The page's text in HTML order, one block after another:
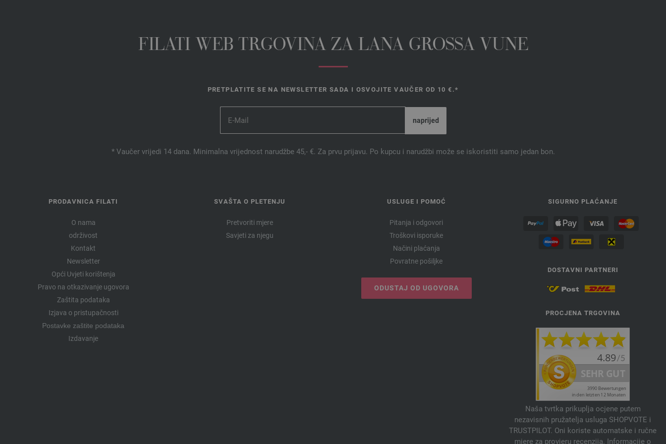
FILATI WEB TRGOVINA ZA LANA GROSSA VUNE
PRETPLATITE SE NA NEWSLETTER SADA I OSVOJITE VAUČER OD 10 €.*
* Vaučer vrijedi 14 dana. Minimalna vrijednost narudžbe 45,- €. Za prvu prijavu. Po kupcu i narudžbi može se iskoristiti samo jedan bon.
PRODAVNICA FILATI
O nama
održivost
Kontakt
Newsletter
Opći Uvjeti korištenja
Pravo na otkazivanje ugovora
Zaštita podataka
Izjava o pristupačnosti
Postavke zaštite podataka
Izdavanje
SVAŠTA O PLETENJU
Pretvoriti mjere
Savjeti za njegu
USLUGE I POMOĆ
Pitanja i odgovori
Troškovi isporuke
Načini plaćanja
Povratne pošiljke
ODUSTAJ OD UGOVORA
SIGURNO PLAĆANJE
DOSTAVNI PARTNERI
PROCJENA TRGOVINA
Naša tvrtka prikuplja ocjene putem
nezavisnih pružatelja usluga SHOPVOTE i
TRUSTPILOT. Oni koriste automatske i ručne
mjere za provjeru recenzija. Informacije o